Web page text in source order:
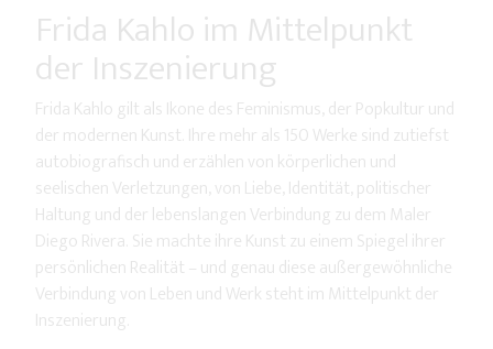
Frida Kahlo im Mittelpunkt
der Inszenierung
Frida Kahlo gilt als Ikone des Feminismus, der Popkultur und
der modernen Kunst. Ihre mehr als 150 Werke sind zutiefst
autobiografisch und erzählen von körperlichen und
seelischen Verletzungen, von Liebe, Identität, politischer
Haltung und der lebenslangen Verbindung zu dem Maler
Diego Rivera. Sie machte ihre Kunst zu einem Spiegel ihrer
persönlichen Realität – und genau diese außergewöhnliche
Verbindung von Leben und Werk steht im Mittelpunkt der
Inszenierung.